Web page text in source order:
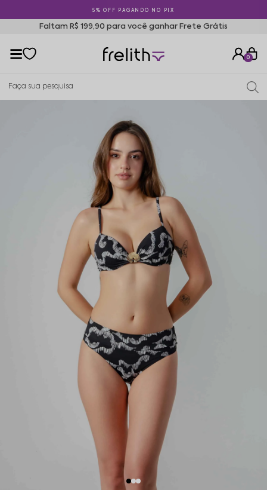
5% OFF PAGANDO NO PIX
Faltam R$ 199,90 para você ganhar Frete Grátis
0